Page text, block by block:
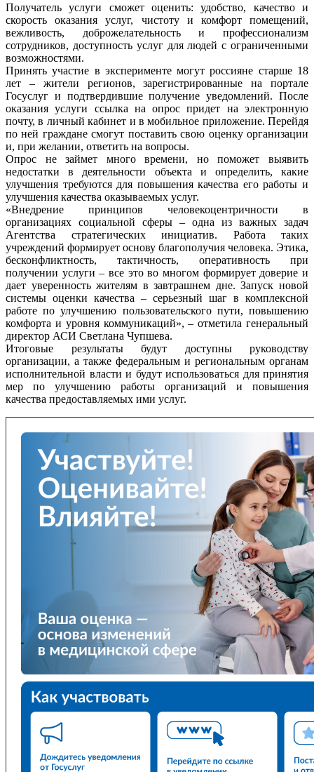
Получатель услуги сможет оценить: удобство, качество и
скорость оказания услуг, чистоту и комфорт помещений,
вежливость, доброжелательность и профессионализм
сотрудников, доступность услуг для людей с ограниченными
возможностями.
Принять участие в эксперименте могут россияне старше 18
лет – жители регионов, зарегистрированные на портале
Госуслуг и подтвердившие получение уведомлений. После
оказания услуги ссылка на опрос придет на электронную
почту, в личный кабинет и в мобильное приложение. Перейдя
по ней граждане смогут поставить свою оценку организации
и, при желании, ответить на вопросы.
Опрос не займет много времени, но поможет выявить
недостатки в деятельности объекта и определить, какие
улучшения требуются для повышения качества его работы и
улучшения качества оказываемых услуг.
«Внедрение принципов человекоцентричности в
организациях социальной сферы – одна из важных задач
Агентства стратегических инициатив. Работа таких
учреждений формирует основу благополучия человека. Этика,
бесконфликтность, тактичность, оперативность при
получении услуги – все это во многом формирует доверие и
дает уверенность жителям в завтрашнем дне. Запуск новой
системы оценки качества – серьезный шаг в комплексной
работе по улучшению пользовательского пути, повышению
комфорта и уровня коммуникаций», – отметила генеральный
директор АСИ Светлана Чупшева.
Итоговые результаты будут доступны руководству
организации, а также федеральным и региональным органам
исполнительной власти и будут использоваться для принятия
мер по улучшению работы организаций и повышения
качества предоставляемых ими услуг.